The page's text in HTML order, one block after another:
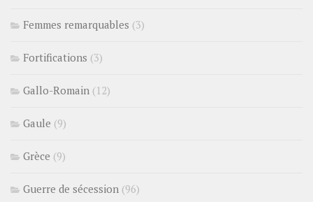
Femmes remarquables (3)
Fortifications (3)
Gallo-Romain (12)
Gaule (9)
Grèce (9)
Guerre de sécession (96)